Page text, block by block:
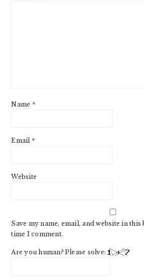
Name *
Email *
Website
Save my name, email, and website in
time I comment.
Are you human? Please solve: